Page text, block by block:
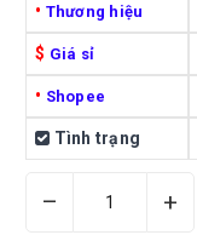
• Thương hiệu
$ Giá sỉ
• Shopee
Tình trạng
– +